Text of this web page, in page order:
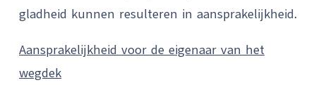
gladheid kunnen resulteren in aansprakelijkheid.
Aansprakelijkheid voor de eigenaar van het
wegdek